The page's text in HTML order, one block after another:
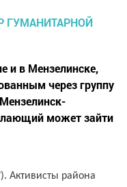
и в Мензелинске,
через группу
может зайти
Активисты района